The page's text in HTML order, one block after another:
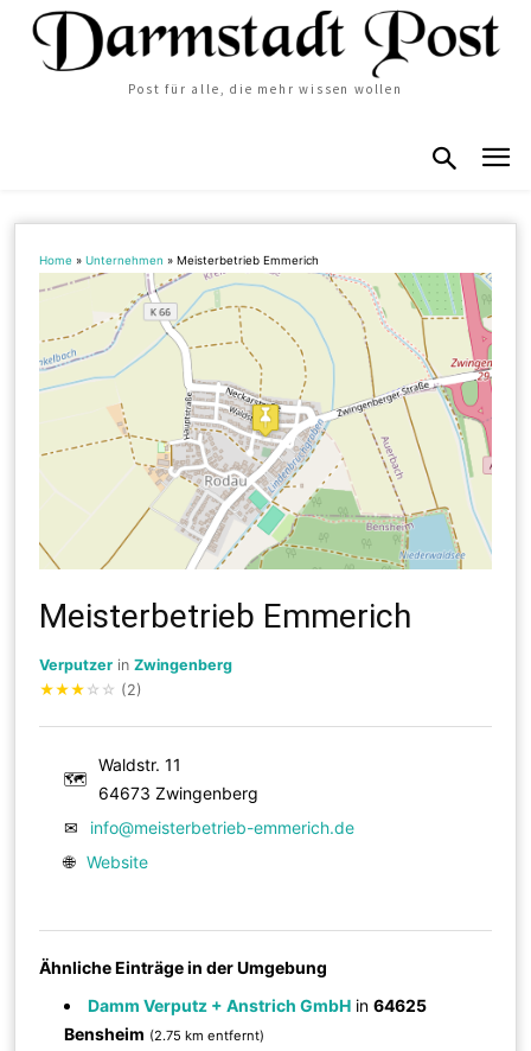
Post für alle, die mehr wissen wollen
Home »Unternehmen »Meisterbetrieb Emmerich
Meisterbetrieb Emmerich
Verputzer inZwingenberg
★★★ ☆ ☆ (2)
🗺
Waldstr. 11
64673 Zwingenberg
✉
info@meisterbetrieb-emmerich.de
🌐 Website
Ähnliche Einträge in der Umgebung
Damm Verputz + Anstrich GmbH in64625
Bensheim (2.75 km entfernt)